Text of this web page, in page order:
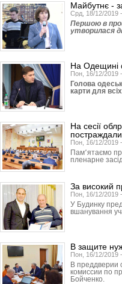
Майбутнє -
Срд, 18/12/2019
Першою в
утворилася
На Одещині
Пон, 16/12/2019
Голова
карти для
На сесії
Пон, 16/12/2019
Пам՚ятаємо
пленарне
За високий
Пон, 16/12/2019
У Будинку
вшанування
В защите
Пон, 16/12/2019
В преддверии
комиссии по
Бойченко.